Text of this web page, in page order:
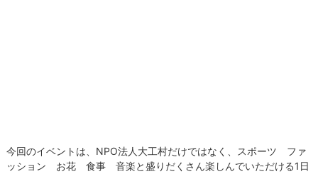
今回のイベントは、NPO法人大工村だけではなく、スポーツ ファ
ッション お花 食事 音楽と盛りだくさん楽しんでいただける1日